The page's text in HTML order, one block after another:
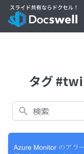
タグ
検索